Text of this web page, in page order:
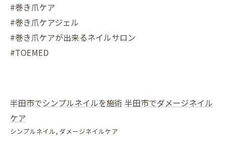
#巻き爪ケア
#巻き爪ケアジェル
#巻き爪ケアが出来るネイルサロン
#TOEMED
半田市でシンプルネイルを施術 半田市でダメージネイル
ケア
シンプルネイル ダメージネイルケア